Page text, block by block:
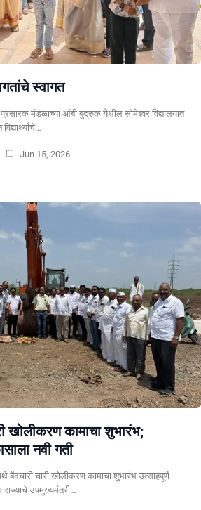
स्वागत
प्रसारक मंडळाच्या आंबी बुद्रुक येथील सोमेश्वर विद्यालयात
Jun 15, 2026
खोलीकरण कामाचा शुभारंभ;
नवी गती
चारी खोलीकरण कामाचा शुभारंभ उत्साहपूर्ण
राज्याचे उपमुख्यमंत्री…